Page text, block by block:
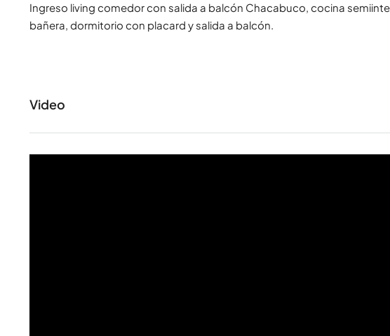
Ingreso living comedor con salida a balcón Chacabuco, cocina
bañera, dormitorio con placard y salida a balcón.
Video